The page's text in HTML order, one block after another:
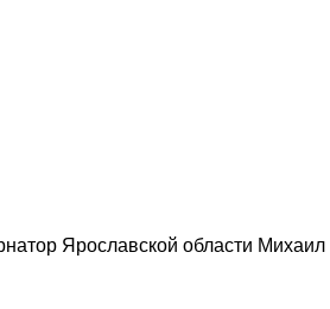
Ярославской области Михаил